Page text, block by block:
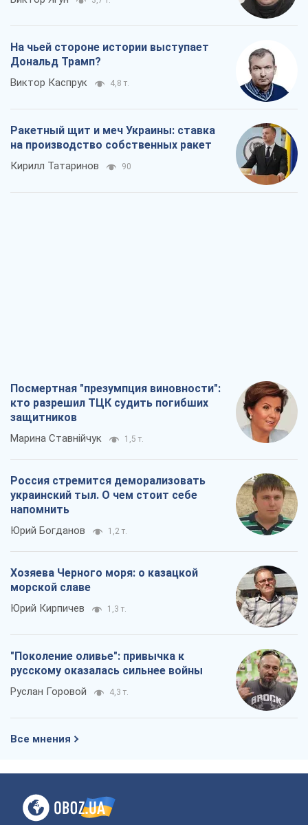
На чьей стороне истории выступает
Дональд Трамп?
Виктор Каспрук 4,8 т.
Ракетный щит и меч Украины: ставка
на производство собственных ракет
Кирилл Татаринов 90
Посмертная "презумпция виновности":
кто разрешил ТЦК судить погибших
защитников
Марина Ставнійчук 1,5 т.
Россия стремится деморализовать
украинский тыл. О чем стоит себе
напомнить
Юрий Богданов 1,2 т.
Хозяева Черного моря: о казацкой
морской славе
Юрий Кирпичев 1,3 т.
"Поколение оливье": привычка к
русскому оказалась сильнее войны
Руслан Горовой 4,3 т.
Все мнения